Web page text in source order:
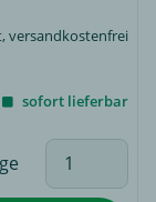
, versandkostenfrei
sofort lieferbar